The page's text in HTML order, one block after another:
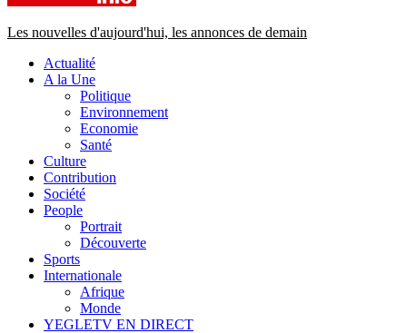
Les nouvelles d'aujourd'hui, les annonces de demain
Actualité
A la Une
Politique
Environnement
Economie
Santé
Culture
Contribution
Société
People
Portrait
Découverte
Sports
Internationale
Afrique
Monde
YEGLETV EN DIRECT